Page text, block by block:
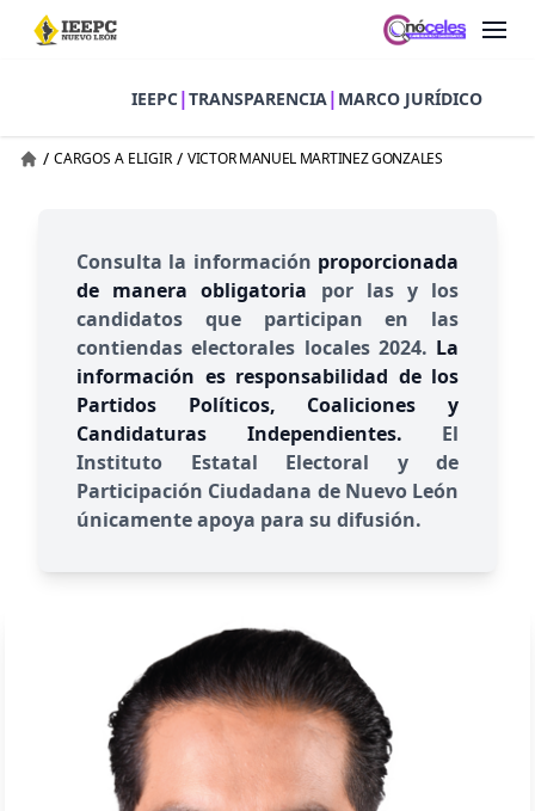
IEEPC|TRANSPARENCIA| MARCO JURÍDICO
/ CARGOS A ELIGIR / VICTOR MANUEL MARTINEZ GONZALES
Consulta la información proporcionada
de manera obligatoria por las y los
candidatos que participan en las
contiendas electorales locales 2024. La
información es responsabilidad de los
Partidos Políticos, Coaliciones y
Candidaturas Independientes. El
Instituto Estatal Electoral y de
Participación Ciudadana de Nuevo León
únicamente apoya para su difusión.